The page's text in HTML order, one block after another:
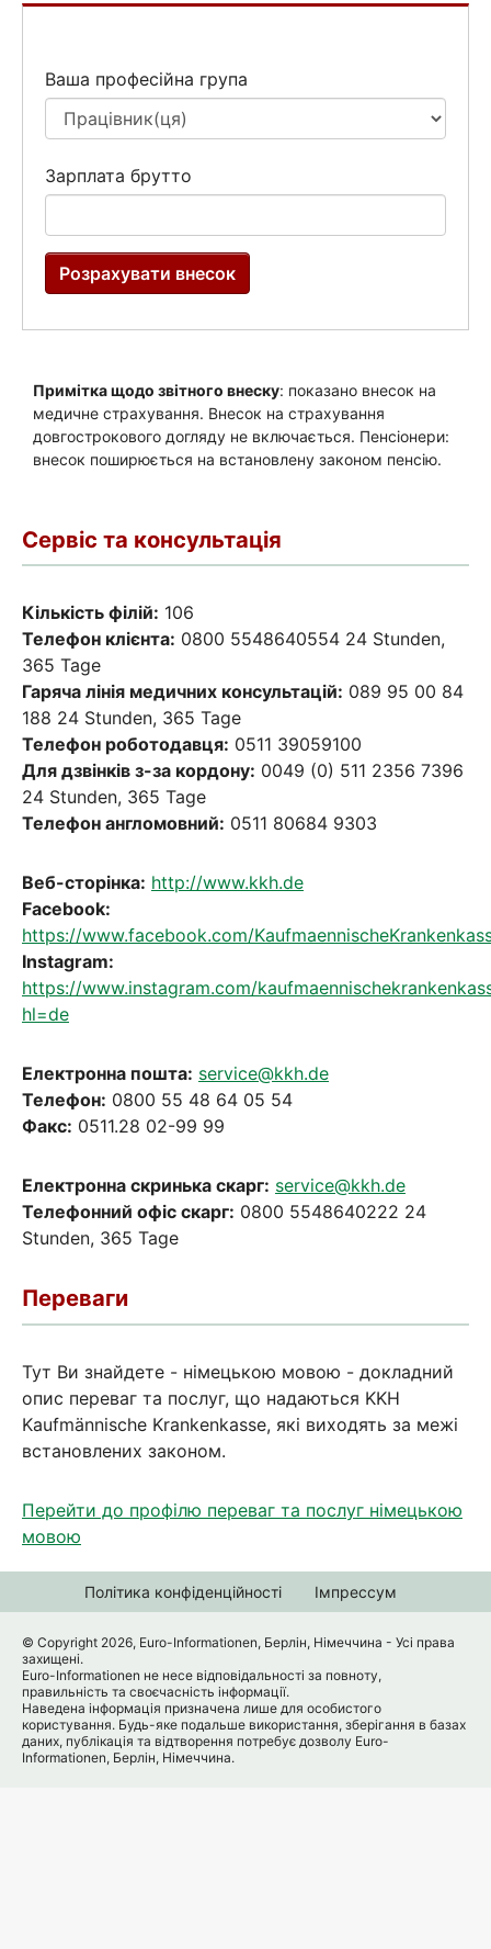
Сервіс та консультація
Кількість філій: 106
Телефон клієнта: 0800 5548640554 24 Stunden,
365 Tage
Гаряча лінія медичних консультацій: 089 95 00 84
188 24 Stunden, 365 Tage
Телефон роботодавця: 0511 39059100
Для дзвінків з-за кордону: 0049 (0) 511 2356 7396
24 Stunden, 365 Tage
Телефон англомовний: 0511 80684 9303
Веб-сторінка: http://www.kkh.de
Facebook:
https://www.facebook.com/
Instagram:
https://www.instagram.com/
hl=de
Електронна пошта: service@kkh.de
Телефон: 0800 55 48 64 05 54
Факс: 0511.28 02-99 99
Електронна скринька скарг: service@kkh.de
Телефонний офіс скарг: 0800 5548640222 24
Stunden, 365 Tage
Переваги
Тут Ви знайдете - німецькою мовою - докладний
опис переваг та послуг, що надаються KKH
Kaufmännische Krankenkasse, які виходять за межі
встановлених законом.
Перейти до профілю переваг та послуг німецькою
мовою
Політика конфіденційності Імпрессум
© Copyright 2026, Euro-Informationen, Берлін, Німеччина - Усі права
захищені.
Euro-Informationen не несе відповідальності за повноту,
правильність та своєчасність інформації.
Наведена інформація призначена лише для особистого
користування. Будь-яке подальше використання, зберігання в базах
даних, публікація та відтворення потребує дозволу Euro-
Informationen, Берлін, Німеччина.